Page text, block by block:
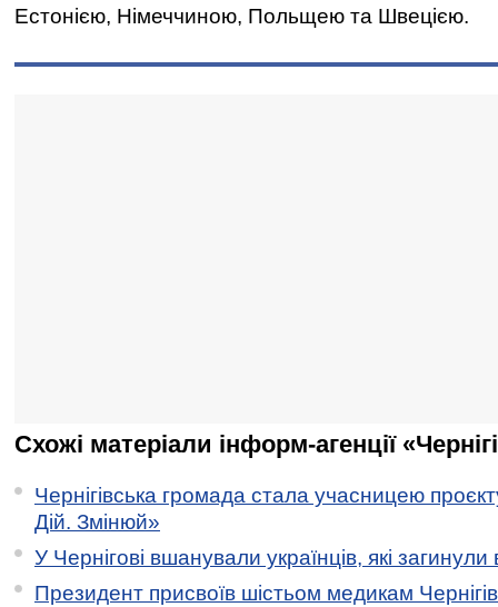
Естонією, Німеччиною, Польщею та Швецією.
Схожі матеріали інформ-агенції
Чернігівська громада стала учасницею
Дій. Змінюй»
У Чернігові вшанували українців, які загинули
Президент присвоїв шістьом медикам